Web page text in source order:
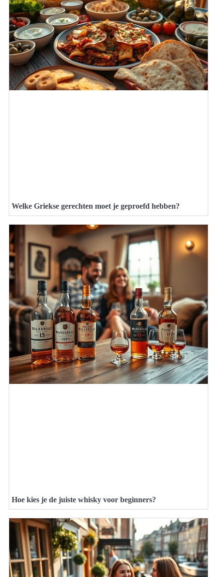
Welke Griekse gerechten moet je geproefd hebben?
Hoe kies je de juiste whisky voor beginners?